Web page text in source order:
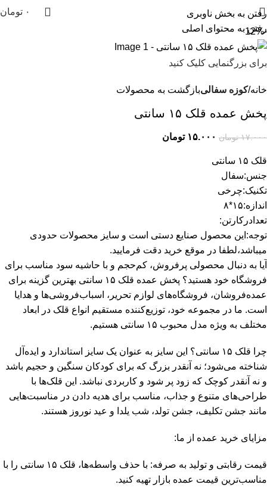
رفتن به بخش ناوبری
رفتن به محتوای اصلی
۰ تومان
-12%
برای بزرگنمایی کلیک کنید
خانه کوزه سفالیبازگشت به محصولات
پخش عمده قلک ۱۵ سانتی
۱۷.۰۰۰ تومان ۱۵.۰۰۰ تومان
قلک ۱۵ سانتی
جنس:سفال
تکنیک:چرخی
اندازه:۱۵*۸
تعدادرکارتن:
توجه:این محصول صنایع دستی است و سایز محصولات حدودی
میباشد،لطفا در موقع خرید دقت فرمایید.
آیا به دنبال محصولی پرفروش، کم‌حجم و با حاشیه سود مناسب برای
فروشگاه خود هستید؟ پخش عمده قلک ۱۵ سانتی بهترین گزینه برای
عمده‌فروشان، فروشگاه‌های لوازم تحریر، اسباب‌فروشی‌ها و هدایا
است. ما در مجموعه خود، توزیع‌کننده مستقیم انواع قلک در ابعاد
مختلف به ویژه مدل محبوب ۱۵ سانتی هستیم.
چرا قلک ۱۵ سانتی؟ این سایز به عنوان یک سایز استاندارد و ایده‌آل
شناخته می‌شود؛ نه آنقدر بزرگ که برای کودکان سنگین و حجیم باشد
و نه آنقدر کوچک که زود پر شود و کاربردی نباشد. این قلک‌ها با
طراحی‌های متنوع و جذاب، مناسب برای هدیه دادن در مناسبت‌هایی
مانند جشن تکلیف، جشن تولد، شب یلدا و عید نوروز هستند.
مزایای خرید عمده از ما:
قیمت رقابتی و تولید به صرفه: با حذف واسطه‌ها، قلک ۱۵ سانتی را با
مناسب‌ترین قیمت عمده بازار تهیه کنید.